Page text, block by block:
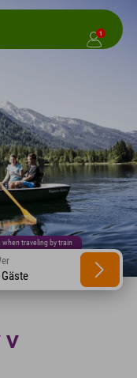
1
when traveling by train
v